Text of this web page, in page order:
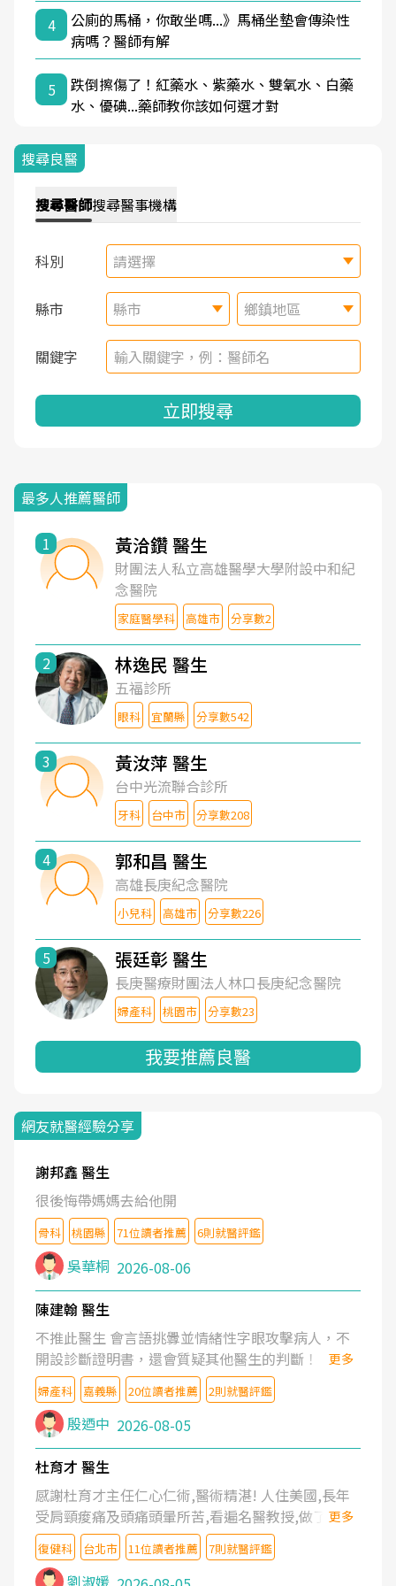
4
公廁的馬桶，你敢坐嗎...》馬桶坐墊會傳染性
病嗎？醫師有解
5
跌倒擦傷了！紅藥水、紫藥水、雙氧水、白藥
水、優碘...藥師教你該如何選才對
搜尋良醫
搜尋醫師搜尋醫事機構
科別 請選擇
縣市 縣市 鄉鎮地區
關鍵字
立即搜尋
最多人推薦醫師
1 黃洽鑽 醫生
財團法人私立高雄醫學大學附設中和紀
念醫院
家庭醫學科 高雄市 分享數2
2 林逸民 醫生
五福診所
眼科 宜蘭縣 分享數542
3 黃汝萍 醫生
台中光流聯合診所
牙科 台中市 分享數208
4 郭和昌 醫生
高雄長庚紀念醫院
小兒科 高雄市 分享數226
5 張廷彰 醫生
長庚醫療財團法人林口長庚紀念醫院
婦產科 桃園市 分享數23
我要推薦良醫
網友就醫經驗分享
謝邦鑫 醫生
很後悔帶媽媽去給他開
骨科 桃園縣 71位讀者推薦 6則就醫評鑑
吳華桐 2026-08-06
陳建翰 醫生
不推此醫生 會言語挑釁並情緒性字眼攻擊病人，不
開設診斷證明書，還會質疑其他醫生的判斷！
更多
婦產科 嘉義縣 20位讀者推薦 2則就醫評鑑
殷迺中 2026-08-05
杜育才 醫生
感謝杜育才主任仁心仁術,醫術精湛! 人住美國,長年
受肩頸痠痛及頭痛頭暈所苦,看遍名醫教授,做了各種
檢查,也嘗試過西醫打針,中醫針灸及物理徒手治療都
沒有用,後來連吃到嗎啡類止痛藥都效果有限,只是壓
症狀,沒多久就痛起來,多年失眠嚴重影響生活品質.
更多
復健科 台北市 11位讀者推薦 7則就醫評鑑
劉淑媛